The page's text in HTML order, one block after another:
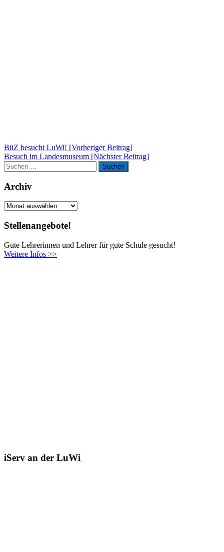
Beitragsnavigation
BüZ besucht LuWi! [Vorheriger Beitrag]
Besuch im Landesmuseum [Nächster Beitrag]
Suchen
nach:
Suchen
Archiv
Archiv
Stellenangebote!
Gute Lehrerinnen und Lehrer für gute Schule gesucht!
Weitere Infos >>
iServ an der LuWi